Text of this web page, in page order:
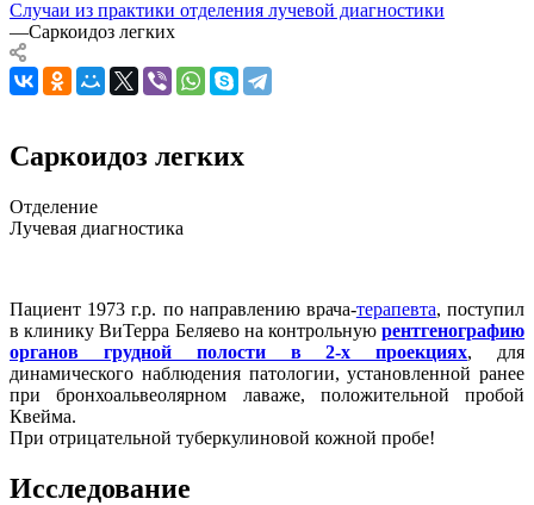
Случаи из практики отделения лучевой диагностики
—Саркоидоз легких
Саркоидоз легких
Отделение
Лучевая диагностика
Пациент 1973 г.р. по направлению врача-терапевта, поступил
в клинику ВиТерра Беляево на контрольную рентгенографию
органов грудной полости в 2-х проекциях, для
динамического наблюдения патологии, установленной ранее
при бронхоальвеолярном лаваже, положительной пробой
Квейма.
При отрицательной туберкулиновой кожной пробе!
Исследование